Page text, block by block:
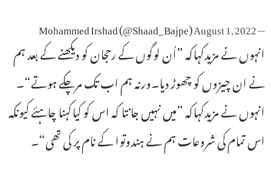
— Mohammed Irshad (@Shaad_Bajpe)
August 1, 2022
انہوں نے مزیدکہاکہ ”اُن لوگوں کے رحجان کو دیکھنے کے بعد ہم
نے ان چیزوں کو چھوڑ دیا۔ورنہ ہم اب تک مرچکے ہوتے“۔
انہوں نے مزیدکہاکہ ”میں نہیں جانتا کہ اس کو کیاکہنا چاہئے کیونکہ
اس تمام کی شروعات ہم نے ہندوتوا کے نام پر کی تھی“۔